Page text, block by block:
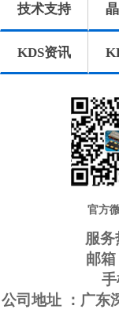
晶振
晶振
振
振
振
拉隆
stal
瑞康
振
技术支持
KDS资讯
官方
服
邮
公司地址 ：广东